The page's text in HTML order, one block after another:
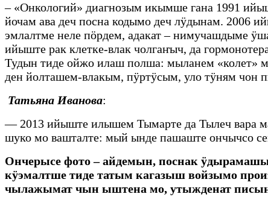
– «Онкологий» диагнозым икымше гана 1991
йочам ава деч посна кодымо деч лӱдынам. 2006
эмлалтме неле пӧрдем, адакат – нимучашдыме
ийыште рак клетке-влак чолгаҥыч, да
Тудын тиде ойжо илаш полша: мыланем
ден йолташем-влакым, пӱртӱсым, уло тӱням
Татьяна Иванова:
— 2013 ийыште илышем Тымарте да Тылеч вара
шуко мо вашталте: мый ынде пашаште ончычсо
Ончерысе фото – айдемын, поснак
кӱэмалтше тиде татым кагазыш войзымо
чылажымат чын ыштена мо, утыжденат